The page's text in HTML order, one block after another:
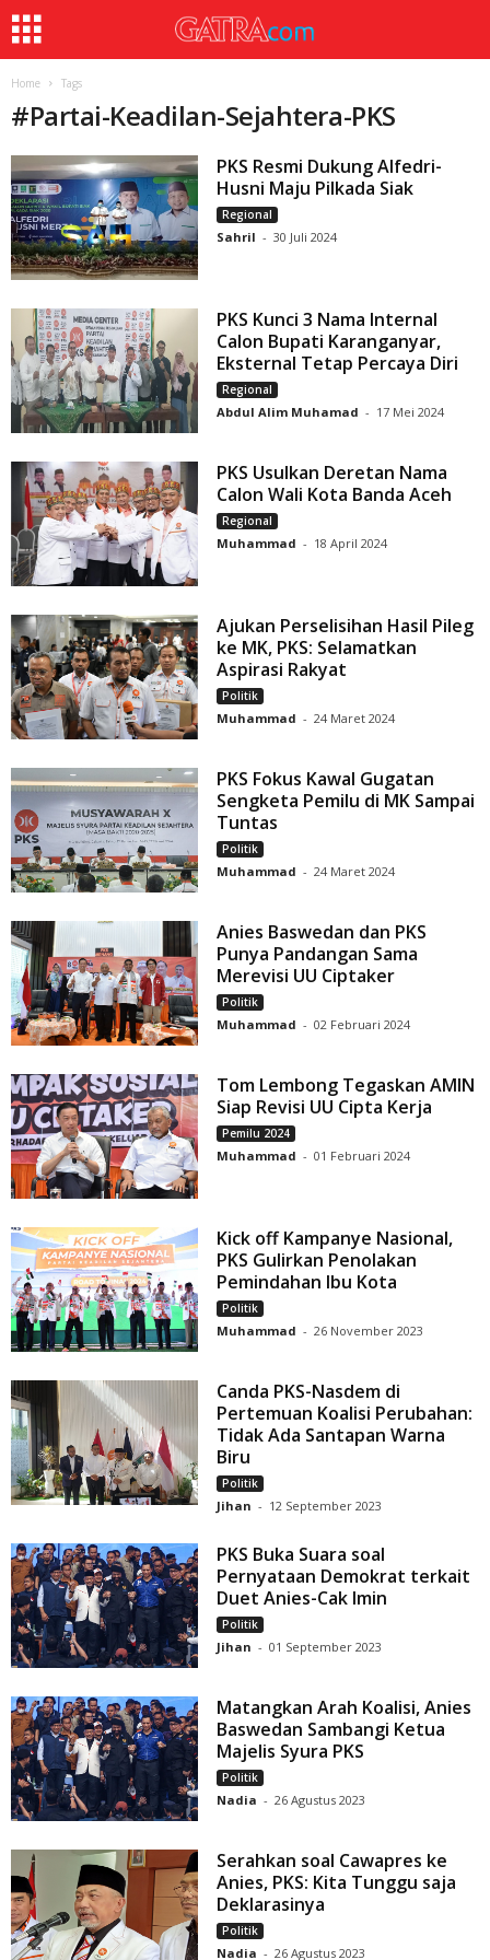
Home Tags
#Partai-Keadilan-Sejahtera-PKS
PKS Resmi Dukung Alfedri-
Husni Maju Pilkada Siak
Regional
Sahril - 30 Juli 2024
PKS Kunci 3 Nama Internal
Calon Bupati Karanganyar,
Eksternal Tetap Percaya Diri
Regional
Abdul Alim Muhamad - 17 Mei 2024
PKS Usulkan Deretan Nama
Calon Wali Kota Banda Aceh
Regional
Muhammad - 18 April 2024
Ajukan Perselisihan Hasil Pileg
ke MK, PKS: Selamatkan
Aspirasi Rakyat
Politik
Muhammad - 24 Maret 2024
PKS Fokus Kawal Gugatan
Sengketa Pemilu di MK Sampai
Tuntas
Politik
Muhammad - 24 Maret 2024
Anies Baswedan dan PKS
Punya Pandangan Sama
Merevisi UU Ciptaker
Politik
Muhammad - 02 Februari 2024
Tom Lembong Tegaskan AMIN
Siap Revisi UU Cipta Kerja
Pemilu 2024
Muhammad - 01 Februari 2024
Kick off Kampanye Nasional,
PKS Gulirkan Penolakan
Pemindahan Ibu Kota
Politik
Muhammad - 26 November 2023
Canda PKS-Nasdem di
Pertemuan Koalisi Perubahan:
Tidak Ada Santapan Warna
Biru
Politik
Jihan - 12 September 2023
PKS Buka Suara soal
Pernyataan Demokrat terkait
Duet Anies-Cak Imin
Politik
Jihan - 01 September 2023
Matangkan Arah Koalisi, Anies
Baswedan Sambangi Ketua
Majelis Syura PKS
Politik
Nadia - 26 Agustus 2023
Serahkan soal Cawapres ke
Anies, PKS: Kita Tunggu saja
Deklarasinya
Politik
Nadia - 26 Agustus 2023